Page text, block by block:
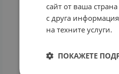
сайт от ваша
с друга
на техните услуги.
ПОКАЖЕТЕ